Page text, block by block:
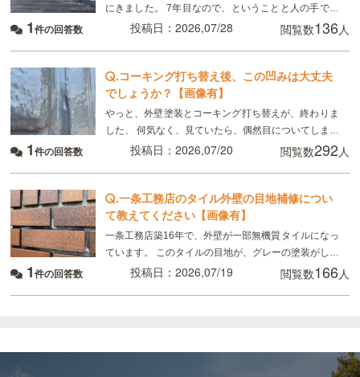
にきました。 7年目なので、ということと人の手で塗
るのでどうしてもムラはできる、板金部分はやはり経
1件の回答数 投稿日：2026,07/28 閲覧数136人
.コーキング打ち替え後、この凹みは大丈夫
でしょうか？【画像有】
やっと、外壁塗装とコーキング打ち替えが、終わりま
した、 何気なく、見ていたら、偶然目についてしまっ
たのですが、 画像のように コーキングの端にマイナ
1件の回答数 投稿日：2026,07/20 閲覧数292人
.一条工務店のタイル外壁の目地補修につい
て教えてください【画像有】
一条工務店築16年で、外壁が一部無機質タイルになっ
ています。 このタイルの目地が、グレーの塗装がして
あるのですが、かなり禿げてしまっていてるので補修
1件の回答数 投稿日：2026,07/19 閲覧数166人